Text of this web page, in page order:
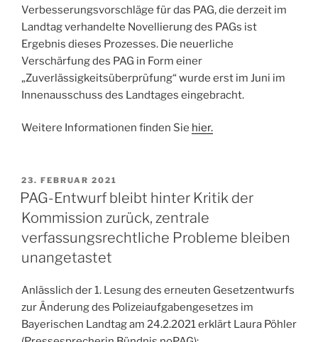
Verbesserungsvorschläge für das PAG, die derzeit im
Landtag verhandelte Novellierung des PAGs ist
Ergebnis dieses Prozesses. Die neuerliche
Verschärfung des PAG in Form einer
„Zuverlässigkeitsüberprüfung“ wurde erst im Juni im
Innenausschuss des Landtages eingebracht.
Weitere Informationen finden Sie hier.
VERÖFFENTLICHT
AM
23. FEBRUAR 2021
PAG-Entwurf bleibt hinter Kritik der
Kommission zurück, zentrale
verfassungsrechtliche Probleme bleiben
unangetastet
Anlässlich der 1. Lesung des erneuten Gesetzentwurfs
zur Änderung des Polizeiaufgabengesetzes im
Bayerischen Landtag am 24.2.2021 erklärt Laura Pöhler